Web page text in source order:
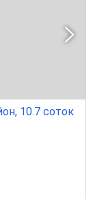
10.7 соток